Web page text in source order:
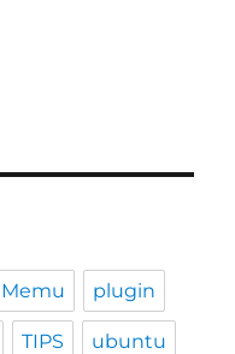
Memu plugin
TIPS ubuntu